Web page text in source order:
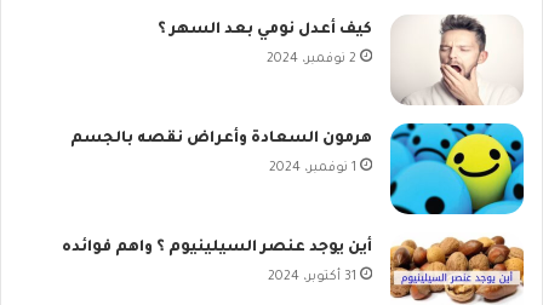
كيف أعدل نومي بعد السهر ؟
2 نوفمبر، 2024
هرمون السعادة وأعراض نقصه بالجسم
1 نوفمبر، 2024
أين يوجد عنصر السيلينيوم ؟ واهم فوائده
31 أكتوبر، 2024